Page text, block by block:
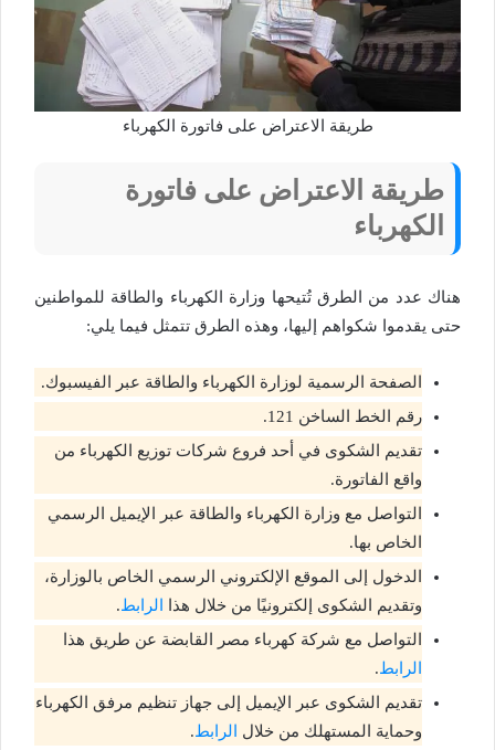
طريقة الاعتراض على فاتورة الكهرباء
طريقة الاعتراض على فاتورة
الكهرباء
هناك عدد من الطرق تُتيحها وزارة الكهرباء والطاقة للمواطنين
حتى يقدموا شكواهم إليها، وهذه الطرق تتمثل فيما يلي:
الصفحة الرسمية لوزارة الكهرباء والطاقة عبر الفيسبوك.
رقم الخط الساخن 121.
تقديم الشكوى في أحد فروع شركات توزيع الكهرباء من
واقع الفاتورة.
التواصل مع وزارة الكهرباء والطاقة عبر الإيميل الرسمي
الخاص بها.
الدخول إلى الموقع الإلكتروني الرسمي الخاص بالوزارة،
وتقديم الشكوى إلكترونيًا من خلال هذا
الرابط.
التواصل مع شركة كهرباء مصر القابضة عن طريق هذا
الرابط.
تقديم الشكوى عبر الإيميل إلى جهاز تنظيم مرفق الكهرباء
وحماية المستهلك من خلال
الرابط.